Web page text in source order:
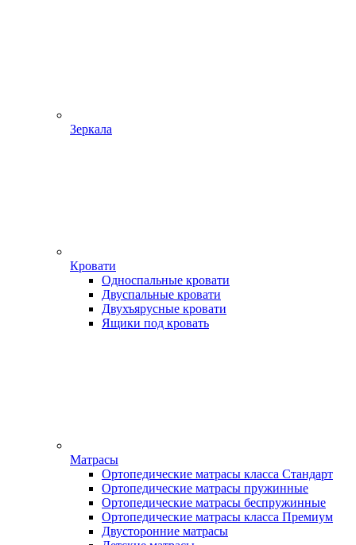
Зеркала
Кровати
Односпальные кровати
Двуспальные кровати
Двухъярусные кровати
Ящики под кровать
Матрасы
Ортопедические матрасы класса Стандарт
Ортопедические матрасы пружинные
Ортопедические матрасы беспружинные
Ортопедические матрасы класса Премиум
Двусторонние матрасы